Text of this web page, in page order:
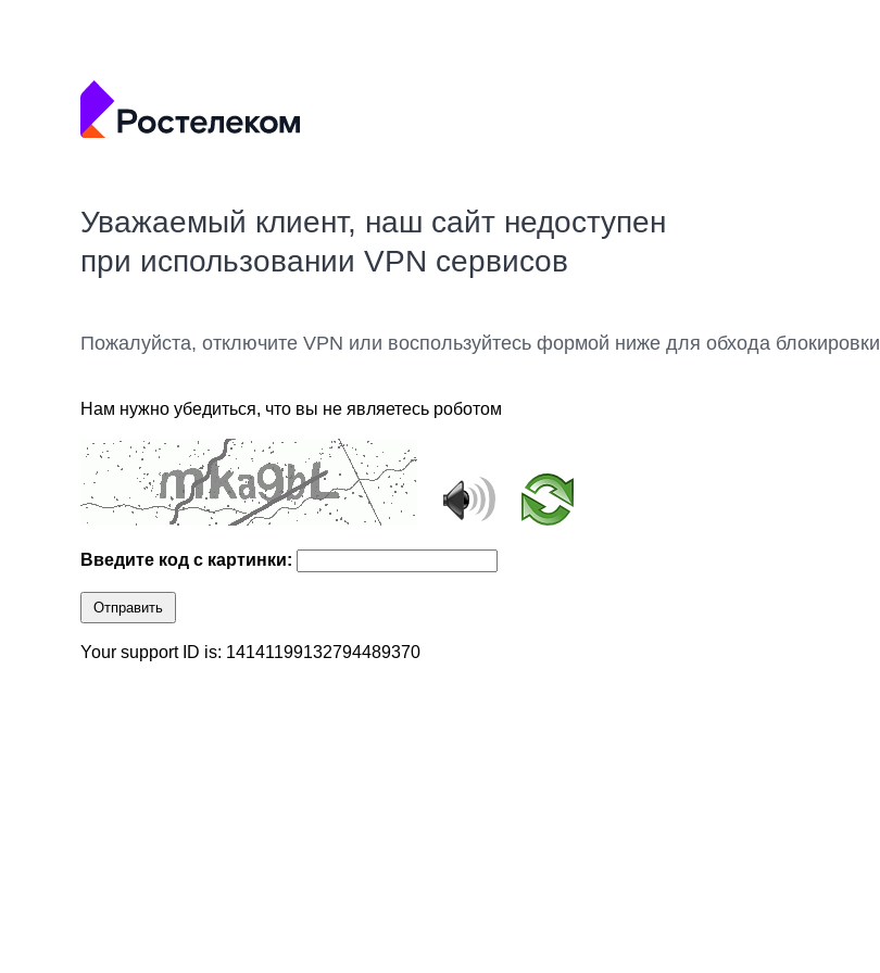
Уважаемый клиент, наш сайт недоступен
при использовании VPN сервисов
Пожалуйста, отключите VPN или воспользуйтесь формой ниже для обхода блокировки
Нам нужно убедиться, что вы не являетесь роботом
Введите код с картинки:
Отправить
Your support ID is: 14141199132794489370